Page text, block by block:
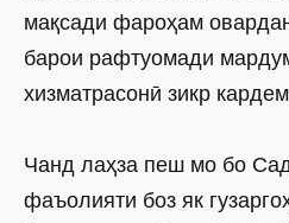
мақсади фароҳам
барои рафтуомади
хизматрасонӣ зикр
Чанд лаҳза пеш мо бо
фаъолияти боз як